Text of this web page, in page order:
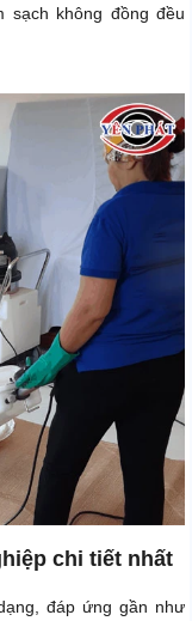
sạch không đồng đều
chi tiết nhất
đáp ứng gần như